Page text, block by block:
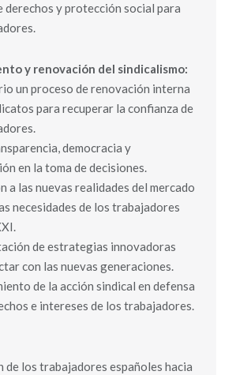
derechos y protección social para
y renovación del sindicalismo:
un proceso de renovación interna
para recuperar la confianza de
democracia y
en la toma de decisiones.
a las nuevas realidades del mercado
necesidades de los trabajadores
de estrategias innovadoras
con las nuevas generaciones.
de la acción sindical en defensa
e intereses de los trabajadores.
de los trabajadores españoles hacia